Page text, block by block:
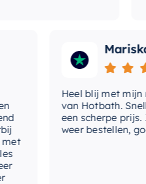
Mariska
Heel blij met mijn
van Hotbath. Snelle
een scherpe prijs. Zou
weer bestellen,